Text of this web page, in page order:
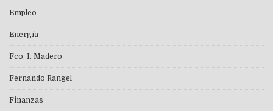
Empleo
Energía
Fco. I. Madero
Fernando Rangel
Finanzas